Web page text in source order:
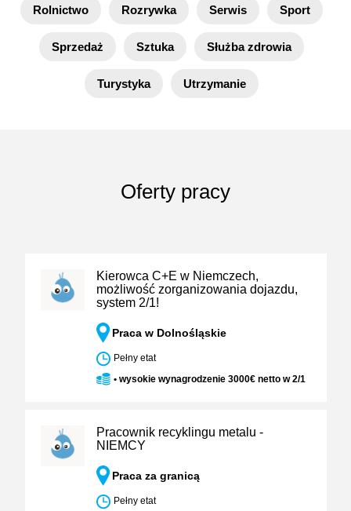
Rolnictwo Rozrywka Serwis Sport
Sprzedaż Sztuka Służba zdrowia
Turystyka Utrzymanie
Oferty pracy
Kierowca C+E w Niemczech,
możliwość zorganizowania dojazdu,
system 2/1!
Praca w Dolnośląskie
Pełny etat
• wysokie wynagrodzenie 3000€ netto w 2/1
Pracownik recyklingu metalu -
NIEMCY
Praca za granicą
Pełny etat